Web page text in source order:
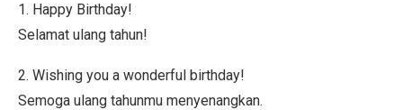
1. Happy Birthday!
Selamat ulang tahun!
2. Wishing you a wonderful birthday!
Semoga ulang tahunmu menyenangkan.